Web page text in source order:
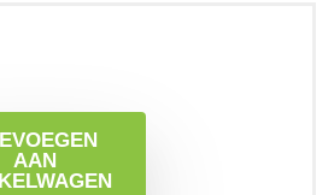
AAN